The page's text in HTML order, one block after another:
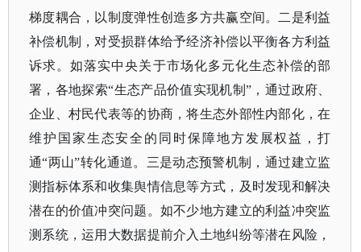
梯度耦合，以制度弹性创造多方共赢空间。二是利益
补偿机制，对受损群体给予经济补偿以平衡各方利益
诉求。如落实中央关于市场化多元化生态补偿的部
署，各地探索“生态产品价值实现机制”，通过政府、
企业、村民代表等的协商，将生态外部性内部化，在
维护国家生态安全的同时保障地方发展权益，打
通“两山”转化通道。三是动态预警机制，通过建立监
测指标体系和收集舆情信息等方式，及时发现和解决
潜在的价值冲突问题。如不少地方建立的利益冲突监
测系统，运用大数据提前介入土地纠纷等潜在风险，